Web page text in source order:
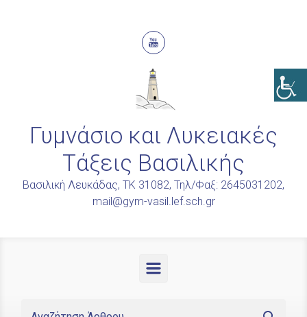
Γυμνάσιο και Λυκειακές
Τάξεις Βασιλικής
Βασιλική Λευκάδας, ΤΚ 31082, Τηλ/Φαξ: 2645031202,
mail@gym-vasil.lef.sch.gr